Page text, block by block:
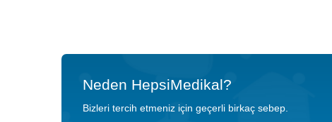
Neden HepsiMedikal?
Bizleri tercih etmeniz için geçerli birkaç sebep.